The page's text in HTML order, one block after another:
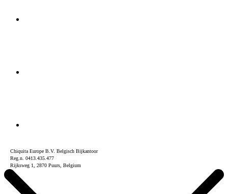
Chiquita Europe B.V. Belgisch Bijkantoor
Reg.n. 0413.435.477
Rijksweg 1, 2870 Puurs, Belgium